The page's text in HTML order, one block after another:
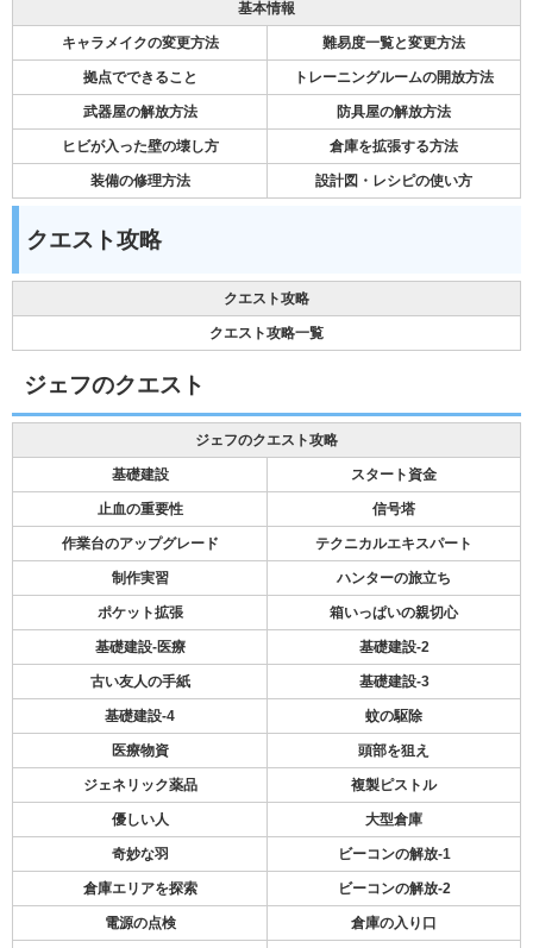
基本情報
キャラメイクの変更方法 難易度一覧と変更方法
拠点でできること トレーニングルームの開放方法
武器屋の解放方法 防具屋の解放方法
ヒビが入った壁の壊し方 倉庫を拡張する方法
装備の修理方法 設計図・レシピの使い方
クエスト攻略
クエスト攻略
クエスト攻略一覧
ジェフのクエスト
ジェフのクエスト攻略
基礎建設 スタート資金
止血の重要性 信号塔
作業台のアップグレード テクニカルエキスパート
制作実習 ハンターの旅立ち
ポケット拡張 箱いっぱいの親切心
基礎建設-医療 基礎建設-2
古い友人の手紙 基礎建設-3
基礎建設-4 蚊の駆除
医療物資 頭部を狙え
ジェネリック薬品 複製ピストル
優しい人 大型倉庫
奇妙な羽 ビーコンの解放-1
倉庫エリアを探索 ビーコンの解放-2
電源の点検 倉庫の入り口